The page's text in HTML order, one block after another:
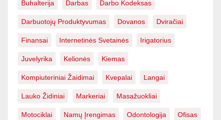
Buhalterija Darbas Darbo Kodeksas
Darbuotojų Produktyvumas Dovanos Dviračiai
Finansai Internetinės Svetainės Irigatorius
Juvelyrika Kelionės Kiemas
Kompiuteriniai Žaidimai Kvepalai Langai
Lauko Židiniai Markeriai Masažuokliai
Motociklai Namų Įrengimas Odontologija Ofisas